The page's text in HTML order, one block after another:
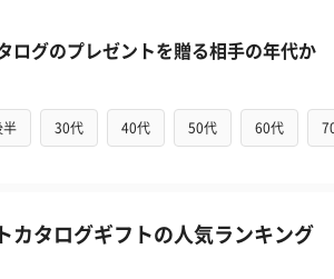
ログのプレゼントを贈る相手の年代か
半 30代 40代 50代 60代
カタログギフトの人気ランキング